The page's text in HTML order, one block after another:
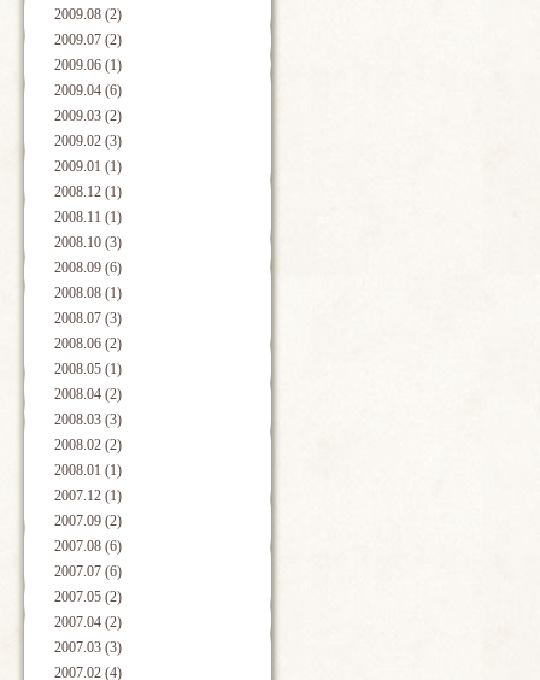
2009.08 (2)
2009.07 (2)
2009.06 (1)
2009.04 (6)
2009.03 (2)
2009.02 (3)
2009.01 (1)
2008.12 (1)
2008.11 (1)
2008.10 (3)
2008.09 (6)
2008.08 (1)
2008.07 (3)
2008.06 (2)
2008.05 (1)
2008.04 (2)
2008.03 (3)
2008.02 (2)
2008.01 (1)
2007.12 (1)
2007.09 (2)
2007.08 (6)
2007.07 (6)
2007.05 (2)
2007.04 (2)
2007.03 (3)
2007.02 (4)